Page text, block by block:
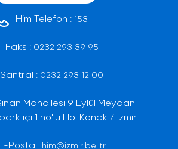
Him Telefon : 153
Faks : 0232 293 39 95
Santral : 0232 293 12 00
Mahallesi 9 Eylül Meydanı
içi 1 no'lu Hol Konak / İzmir
Posta : him@izmir.bel.tr